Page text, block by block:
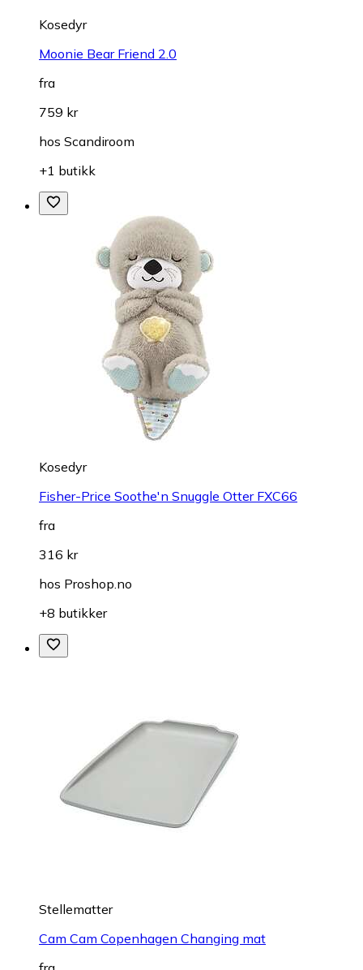
Kosedyr
Moonie Bear Friend 2.0
fra
759 kr
hos Scandiroom
+1 butikk
Kosedyr
Fisher-Price Soothe'n Snuggle Otter FXC66
fra
316 kr
hos Proshop.no
+8 butikker
Stellematter
Cam Cam Copenhagen Changing mat